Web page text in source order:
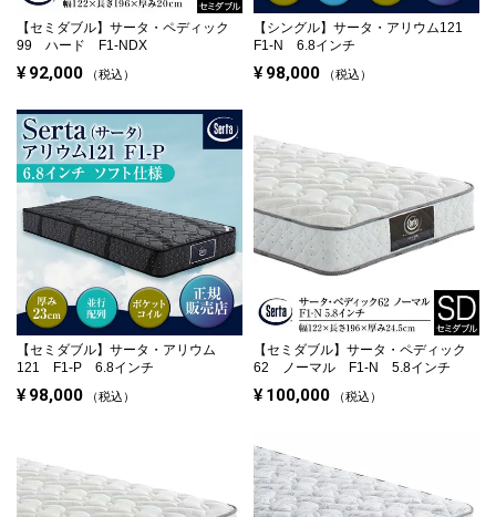
【セミダブル】 サータ・ペディック
99 ハード F1-NDX
¥ 92,000 税込
【シングル】 サータ・アリウム121
F1-N 6.8インチ
¥ 98,000 税込
【セミダブル】 サータ・アリウム
121 F1-P 6.8インチ
¥ 98,000 税込
【セミダブル】 サータ・ペディック
62 ノーマル F1-N 5.8インチ
¥ 100,000 税込